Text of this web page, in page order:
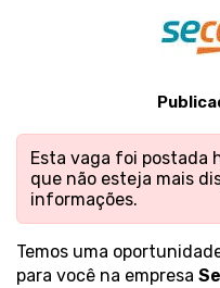
Esta vaga foi postada
que não esteja mais
informações.
Temos uma
para você na empresa